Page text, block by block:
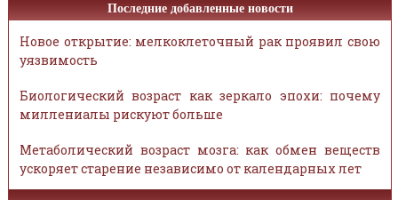
Последние добавленные новости
Новое открытие: мелкоклеточный рак проявил свою
уязвимость
Биологический возраст как зеркало эпохи: почему
миллениалы рискуют больше
Метаболический возраст мозга: как обмен веществ
ускоряет старение независимо от календарных лет